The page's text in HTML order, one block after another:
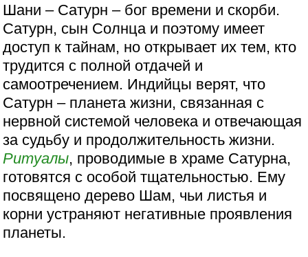
Шани – Сатурн – бог времени и скорби.
Сатурн, сын Солнца и поэтому имеет
доступ к тайнам, но открывает их тем, кто
трудится с полной отдачей и
самоотречением. Индийцы верят, что
Сатурн – планета жизни, связанная с
нервной системой человека и отвечающая
за судьбу и продолжительность жизни.
Ритуалы, проводимые в храме Сатурна,
готовятся с особой тщательностью. Ему
посвящено дерево Шам, чьи листья и
корни устраняют негативные проявления
планеты.